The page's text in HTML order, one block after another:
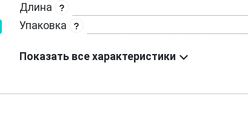
Длина
Упаковка
Показать все характеристики